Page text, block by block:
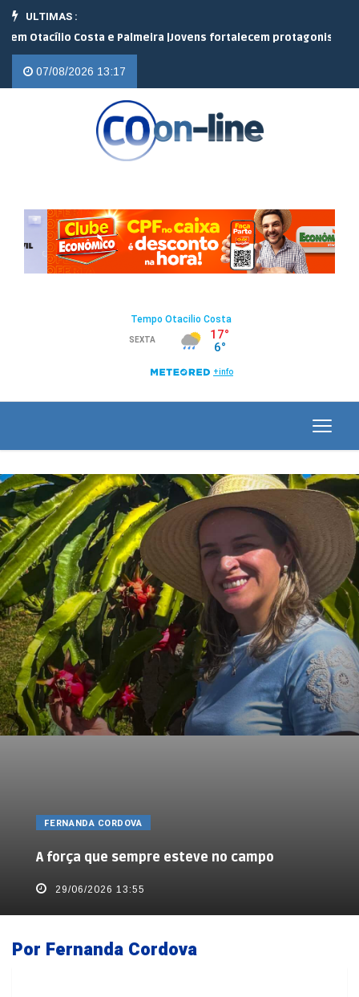
ULTIMAS :
Costa e Palmeira | Jovens fortalecem protagonismo no
07/08/2026 13:17
FERNANDA CORDOVA
A força que sempre esteve no campo
29/06/2026 13:55
Por Fernanda Cordova